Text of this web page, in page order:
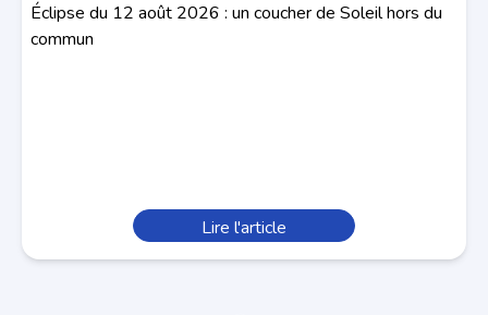
Éclipse du 12 août 2026 : un coucher de Soleil hors du
commun
Lire l'article